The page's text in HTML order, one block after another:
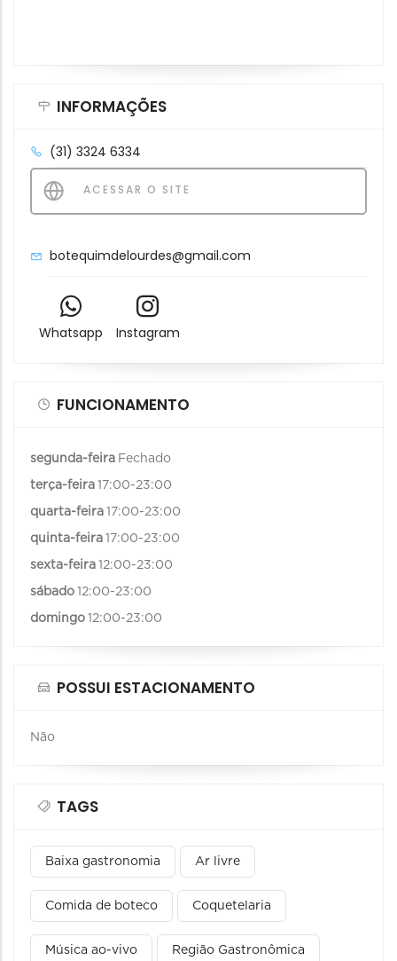
INFORMAÇÕES
(31) 3324 6334
ACESSAR O SITE
botequimdelourdes@gmail.com
Whatsapp Instagram
FUNCIONAMENTO
segunda-feira Fechado
terça-feira 17:00-23:00
quarta-feira 17:00-23:00
quinta-feira 17:00-23:00
sexta-feira 12:00-23:00
sábado 12:00-23:00
domingo 12:00-23:00
POSSUI ESTACIONAMENTO
Não
TAGS
Baixa gastronomia Ar livre
Comida de boteco Coquetelaria
Música ao-vivo Região Gastronômica